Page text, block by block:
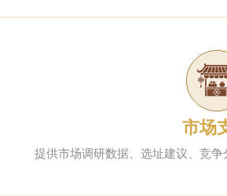
市场
提供市场调研数据、选址建议、竞